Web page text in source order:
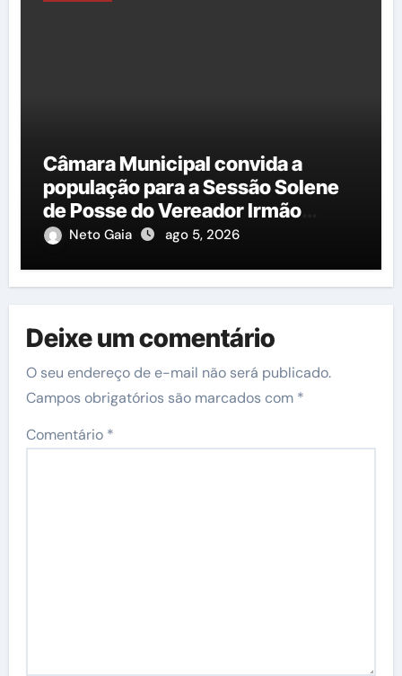
Câmara Municipal convida a
população para a Sessão Solene
de Posse do Vereador Irmão
Cícero
Neto Gaia ago 5, 2026
Deixe um comentário
O seu endereço de e-mail não será publicado.
Campos obrigatórios são marcados com *
Comentário *